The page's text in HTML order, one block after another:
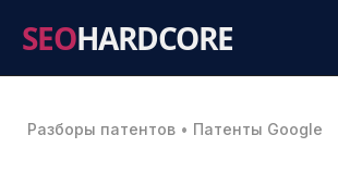
SEOHARDCORE
Разборы патентов • Патенты Google